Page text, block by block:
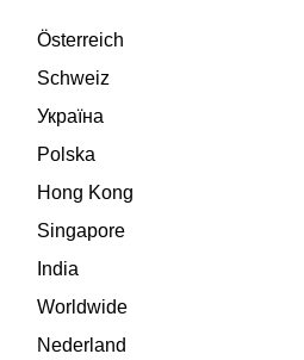
Österreich
Schweiz
Україна
Polska
Hong Kong
Singapore
India
Worldwide
Nederland